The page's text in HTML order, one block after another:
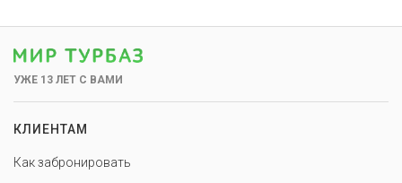
УЖЕ 13 ЛЕТ С ВАМИ
КЛИЕНТАМ
Как забронировать